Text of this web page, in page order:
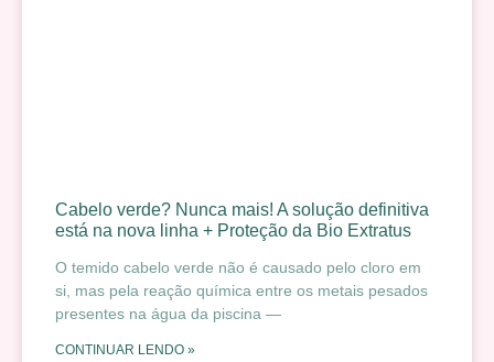
Cabelo verde? Nunca mais! A solução definitiva
está na nova linha + Proteção da Bio Extratus
O temido cabelo verde não é causado pelo cloro em
si, mas pela reação química entre os metais pesados
presentes na água da piscina —
CONTINUAR LENDO »